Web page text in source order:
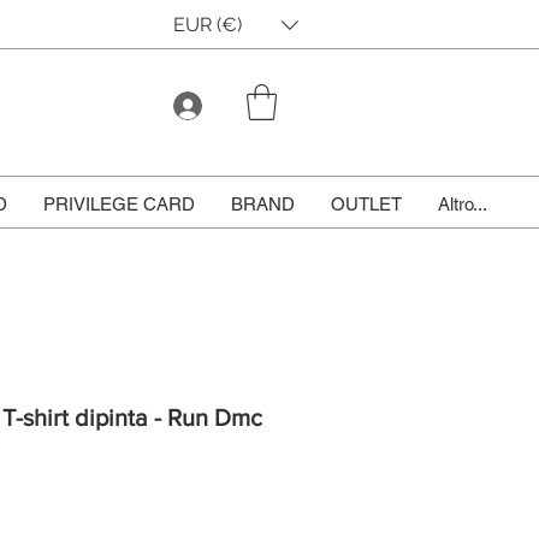
EUR (€)
PRIVILEGE CARD BRAND OUTLET Altro...
shirt dipinta - Run Dmc